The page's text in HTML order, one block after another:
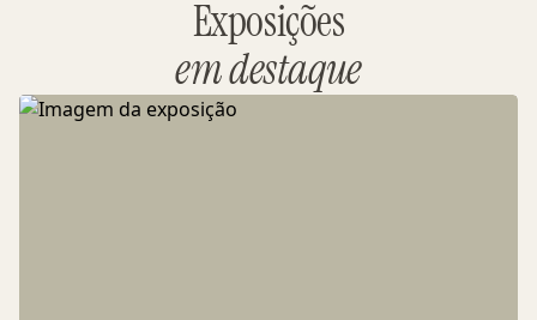
Exposições
em destaque